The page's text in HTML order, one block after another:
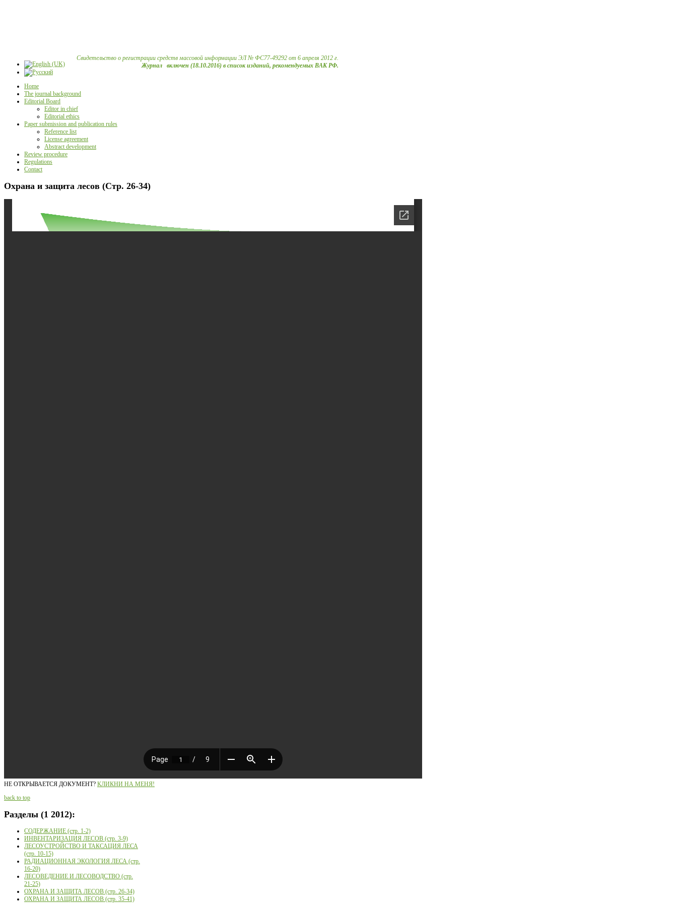
Свидетельство о регистрации средств массовой информации ЭЛ № ФС77-49292 от 6 апреля 2012 г.
Журнал включен (18.10.2016) в список изданий, рекомендуемых ВАК РФ.
Home
The journal background
Editorial Board
Editor in chief
Editorial ethics
Paper submission and publication rules
Reference list
License agreement
Abstract development
Review procedure
Regulations
Contact
Охрана и защита лесов (Стр. 26-34)
НЕ ОТКРЫВАЕТСЯ ДОКУМЕНТ? КЛИКНИ НА МЕНЯ!
back to top
Разделы (1 2012):
СОДЕРЖАНИЕ (стр. 1-2)
ИНВЕНТАРИЗАЦИЯ ЛЕСОВ (стр. 3-9)
ЛЕСОУСТРОЙСТВО И ТАКСАЦИЯ ЛЕСА
(стр. 10-15)
РАДИАЦИОННАЯ ЭКОЛОГИЯ ЛЕСА (стр.
16-20)
ЛЕСОВЕДЕНИЕ И ЛЕСОВОДСТВО (стр.
21-25)
ОХРАНА И ЗАЩИТА ЛЕСОВ (стр. 26-34)
ОХРАНА И ЗАЩИТА ЛЕСОВ (стр. 35-41)